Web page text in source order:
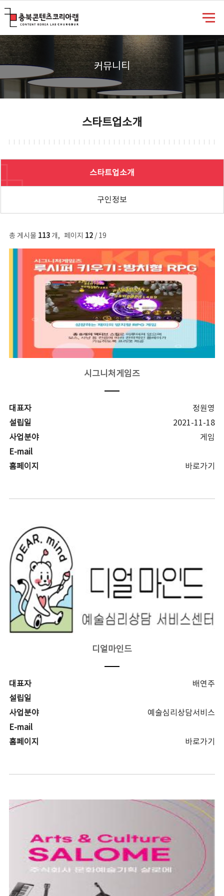
커뮤니티
스타트업소개
스타트업소개
구인정보
총 게시물 113개, 페이지 12/ 19
시그니처게임즈
대표자
정원영
설립일
2021-11-18
사업분야
게임
E-mail
홈페이지
바로가기
디얼마인드
대표자
배연주
설립일
사업분야
예술심리상담서비스
E-mail
홈페이지
바로가기